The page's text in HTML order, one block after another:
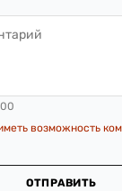
возможность
ОТПРАВИТЬ